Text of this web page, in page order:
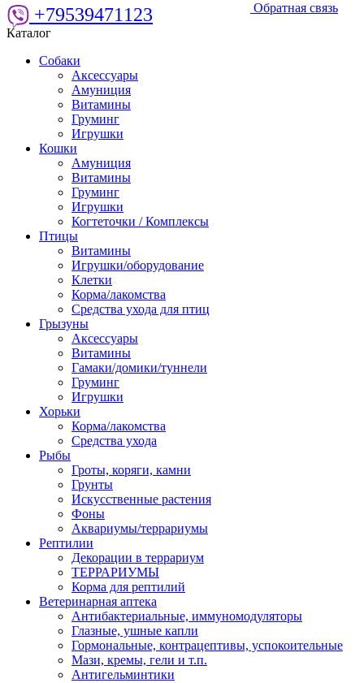
Обратная связь
+79539471123
Каталог
Собаки
Аксессуары
Амуниция
Витамины
Груминг
Игрушки
Кошки
Амуниция
Витамины
Груминг
Игрушки
Когтеточки / Комплексы
Птицы
Витамины
Игрушки/оборудование
Клетки
Корма/лакомства
Средства ухода для птиц
Грызуны
Аксессуары
Витамины
Гамаки/домики/туннели
Груминг
Игрушки
Хорьки
Корма/лакомства
Средства ухода
Рыбы
Гроты, коряги, камни
Грунты
Искусственные растения
Фоны
Аквариумы/террариумы
Рептилии
Декорации в террариум
ТЕРРАРИУМЫ
Корма для рептилий
Ветеринарная аптека
Антибактериальные, иммуномодуляторы
Глазные, ушные капли
Гормональные, контрацептивы, успокоительные
Мази, кремы, гели и т.п.
Антигельминтики